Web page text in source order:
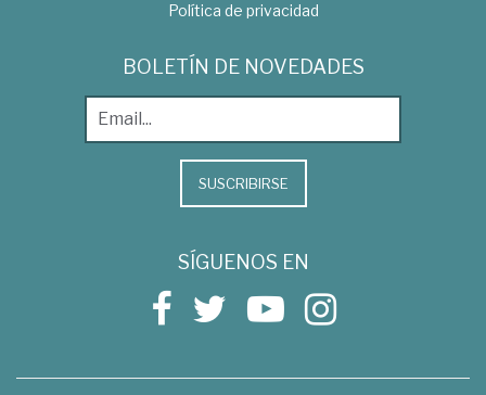
Política de privacidad
BOLETÍN DE NOVEDADES
SUSCRIBIRSE
SÍGUENOS EN